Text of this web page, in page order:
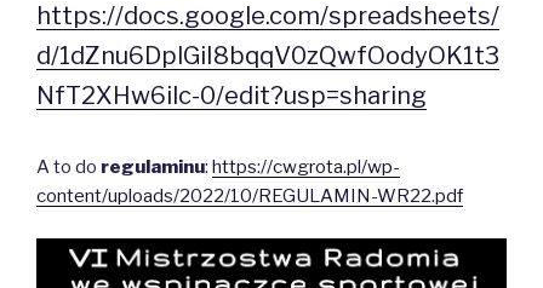
https://docs.google.com/spreadsheets/
d/1dZnu6DplGiI8bqqV0zQwfOodyOK1t3
NfT2XHw6ilc-0/edit?usp=sharing
A to do regulaminu: https://cwgrota.pl/wp-
content/uploads/2022/10/REGULAMIN-WR22.pdf